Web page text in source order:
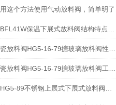
用这个方法使用气动放料阀，简单明了